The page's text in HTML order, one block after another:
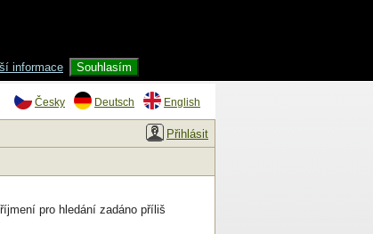
informace Souhlasím
Česky Deutsch English
Přihlásit
pro hledání zadáno příliš